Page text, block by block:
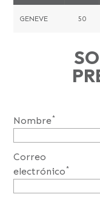
GENEVE 50
Nombre*
Correo
electrónico*